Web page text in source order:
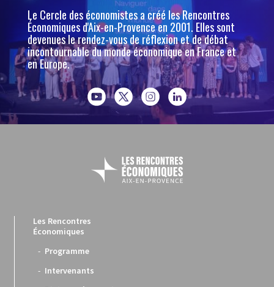
Le Cercle des économistes a créé les Rencontres
Économiques d'Aix-en-Provence en 2001. Elles sont
devenues le rendez-vous de réflexion et de débat
incontournable du monde économique en France et
en Europe.
Les Rencontres
Économiques
Programme
Intervenants